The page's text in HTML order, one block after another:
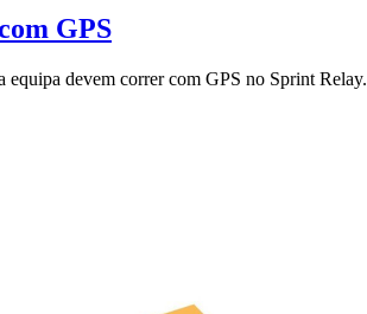
GPS
devem correr com GPS no Sprint